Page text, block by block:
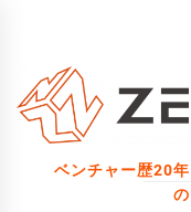
ン
ベンチャー歴20